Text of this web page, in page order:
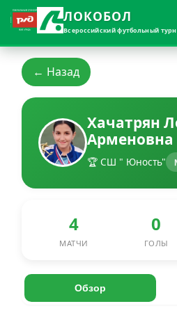
ЛОКОБОЛ
Всероссийский футбольный
← Назад
Хачатрян
Арменовна
🏆 СШ " Юность"
4
МАТЧИ
0
ГОЛЫ
Обзор